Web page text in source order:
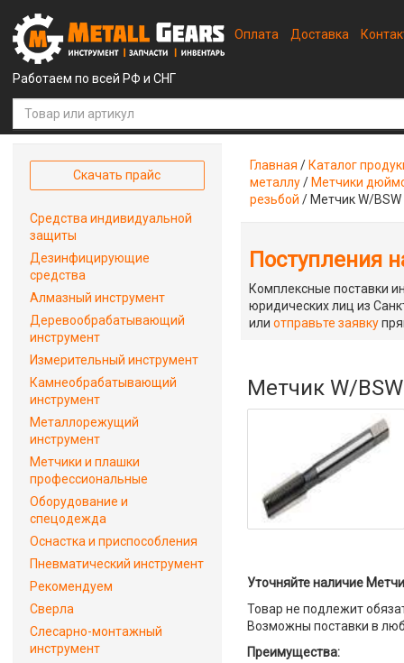
Работаем по всей РФ и СНГ
Оплата Доставка
Главная / Каталог
металлу/ Метчики
резьбой / Метчик W/
Поступления
Комплексные поставки
юридических лиц из
илиотправьте заявку
Метчик W/
Уточняйте наличие
Товар не подлежит
Возможны поставки в
Преимущества:
Скачать прайс
Средства индивидуальной
защиты
Дезинфицирующие
средства
Алмазный инструмент
Деревообрабатывающий
инструмент
Измерительный инструмент
Камнеобрабатывающий
инструмент
Металлорежущий
инструмент
Метчики и плашки
профессиональные
Оборудование и
спецодежда
Оснастка и приспособления
Пневматический инструмент
Рекомендуем
Сверла
Слесарно-монтажный
инструмент